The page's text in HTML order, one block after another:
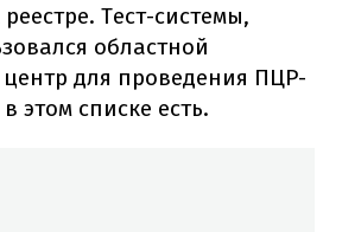
Тест-системы,
областной
для проведения ПЦР-
этом списке есть.